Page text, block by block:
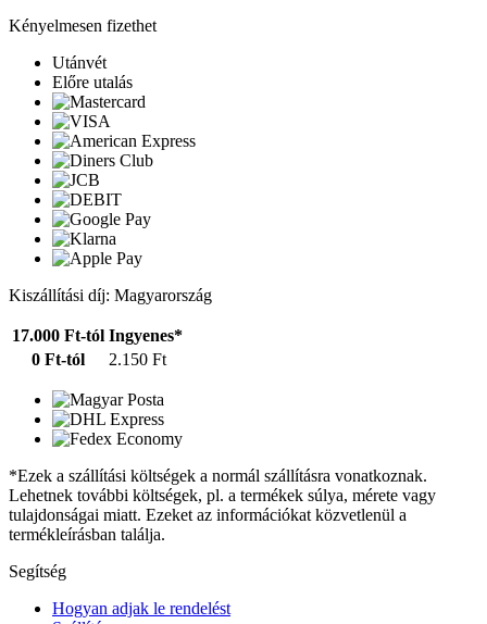
Kényelmesen fizethet
Utánvét
Előre utalás
Kiszállítási díj: Magyarország
17.000 Ft-tól Ingyenes*
0 Ft-tól
2.150 Ft
*Ezek a szállítási költségek a normál szállításra vonatkoznak.
Lehetnek további költségek, pl. a termékek súlya, mérete vagy
tulajdonságai miatt. Ezeket az információkat közvetlenül a
termékleírásban találja.
Segítség
Hogyan adjak le rendelést